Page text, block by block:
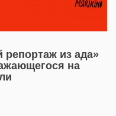
из ада»
на